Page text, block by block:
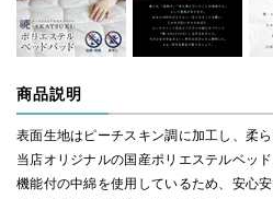
商品説明
表面生地はピーチスキン調に加工し、柔
当店オリジナルの国産ポリエステルベッ
機能付の中綿を使用しているため、安心